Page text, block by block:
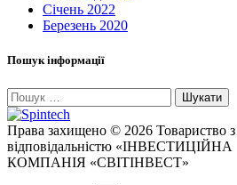
Січень 2022
Березень 2020
Пошук інформації
Пошук:
Права захищено © 2026 Товариство
відповідальністю «ІНВЕСТИЦІЙНА
КОМПАНІЯ «СВІТІНВЕСТ»